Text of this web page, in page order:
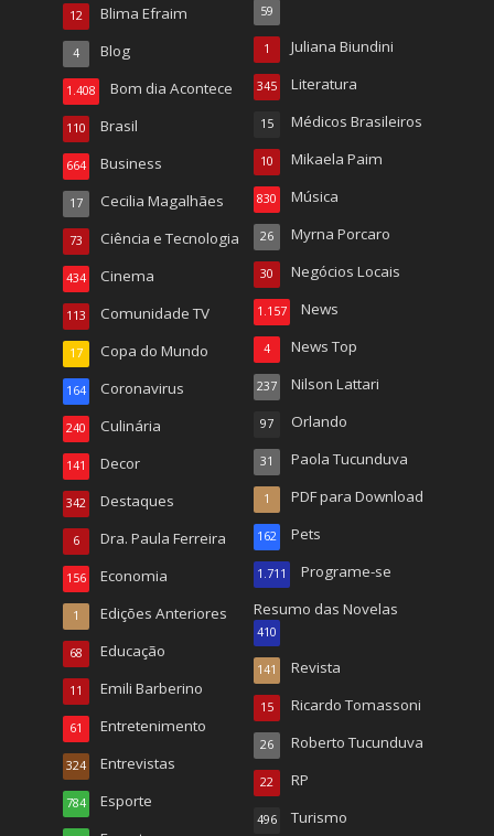
Blima Efraim
12
Blog
4
Bom dia Acontece
1.408
Brasil
110
Business
664
Cecilia Magalhães
17
Ciência e Tecnologia
73
Cinema
434
Comunidade TV
113
Copa do Mundo
17
Coronavirus
164
Culinária
240
Decor
141
Destaques
342
Dra. Paula Ferreira
6
Economia
156
Edições Anteriores
1
Educação
68
Emili Barberino
11
Entretenimento
61
Entrevistas
324
Esporte
784
59
Juliana Biundini
1
Literatura
345
Médicos Brasileiros
15
Mikaela Paim
10
Música
830
Myrna Porcaro
26
Negócios Locais
30
News
1.157
News Top
4
Nilson Lattari
237
Orlando
97
Paola Tucunduva
31
PDF para Download
1
Pets
162
Programe-se
1.711
Resumo das Novelas
410
Revista
141
Ricardo Tomassoni
15
Roberto Tucunduva
26
RP
22
Turismo
496